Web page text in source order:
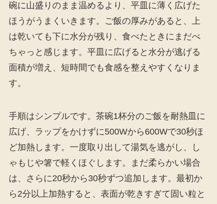
碗に山盛りのまま温めるより、平皿に薄く広げた
ほうがうまくいきます。ご飯の厚みがあると、上
は乾いても下に水分が残り、食べたときにまだべ
ちゃっと感じます。平皿に広げると水分が逃げる
面積が増え、短時間でも食感を整えやすくなりま
す。
手順はシンプルです。茶碗1杯分のご飯を耐熱皿に
広げ、ラップをかけずに500Wから600Wで30秒ほ
ど加熱します。一度取り出して湯気を逃がし、し
ゃもじや箸で軽くほぐします。まだ柔らかい場合
は、さらに20秒から30秒ずつ追加します。最初か
ら2分以上加熱すると、表面が乾きすぎて固い粒と